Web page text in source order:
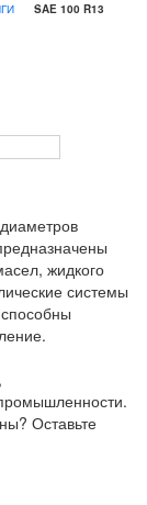
SAE 100 R13
жидкого
системы
Оставьте